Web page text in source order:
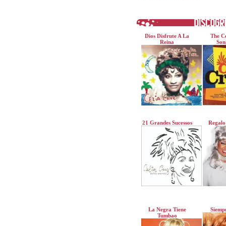
Dios Disfrute A La
Reina
The
21 Grandes Sucessos
La Negra Tiene
Tumbao